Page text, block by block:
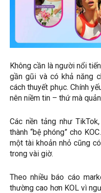
Không cần là người nổi
gần gũi và có khả năng
cách thuyết phục. Chính
nên niềm tin – thứ mà
Các nền tảng như
thành “bệ phóng” cho
một tài khoản nhỏ cũng
trong vài giờ.
Theo nhiều báo cáo
thường cao hơn KOL vì